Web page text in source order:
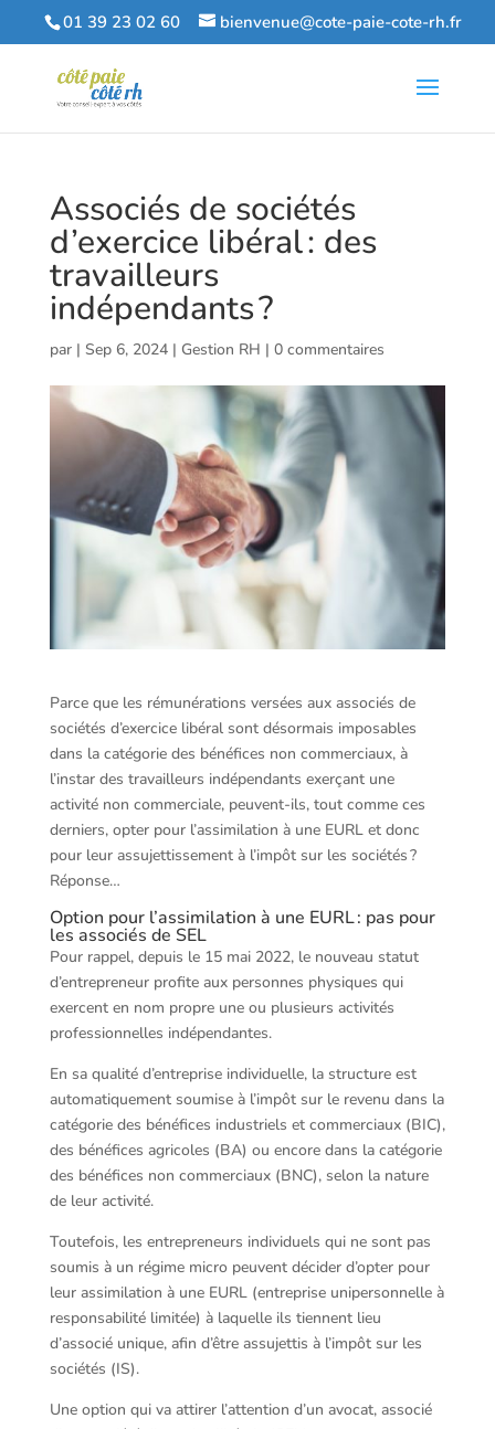
01 39 23 02 60 bienvenue@cote-paie-cote-rh.fr
Associés de sociétés
d’exercice libéral : des
travailleurs
indépendants ?
par | Sep 6, 2024| Gestion RH | 0 commentaires
Parce que les rémunérations versées aux associés de
sociétés d’exercice libéral sont désormais imposables
dans la catégorie des bénéfices non commerciaux, à
l’instar des travailleurs indépendants exerçant une
activité non commerciale, peuvent-ils, tout comme ces
derniers, opter pour l’assimilation à une EURL et donc
pour leur assujettissement à l’impôt sur les sociétés ?
Réponse…
Option pour l’assimilation à une EURL : pas pour
les associés de SEL
Pour rappel, depuis le 15 mai 2022, le nouveau statut
d’entrepreneur profite aux personnes physiques qui
exercent en nom propre une ou plusieurs activités
professionnelles indépendantes.
En sa qualité d’entreprise individuelle, la structure est
automatiquement soumise à l’impôt sur le revenu dans la
catégorie des bénéfices industriels et commerciaux (BIC),
des bénéfices agricoles (BA) ou encore dans la catégorie
des bénéfices non commerciaux (BNC), selon la nature
de leur activité.
Toutefois, les entrepreneurs individuels qui ne sont pas
soumis à un régime micro peuvent décider d’opter pour
leur assimilation à une EURL (entreprise unipersonnelle à
responsabilité limitée) à laquelle ils tiennent lieu
d’associé unique, afin d’être assujettis à l’impôt sur les
sociétés (IS).
Une option qui va attirer l’attention d’un avocat, associé